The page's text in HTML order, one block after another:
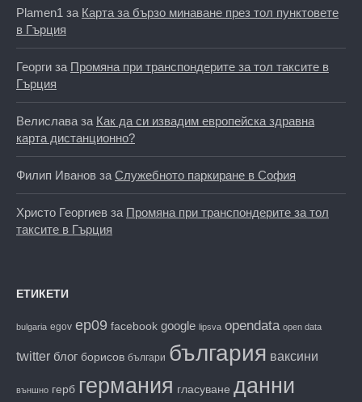
Plamen1 за Карта за бързо минаване през тол пунктовете
в Гърция
Георги за Промяна при транспондерите за тол таксите в
Гърция
Велиславаза Как да си извадим европейска здравна
карта дистанционно?
Филип Иванов заСлужебното паркиране в София
Христо Георгиев за Промяна при транспондерите за тол
таксите в Гърция
ЕТИКЕТИ
bulgaria egov ep09 facebook google lipsva opendata open data
twitter блог борисов българи българия ваксини
външно герб германия гласуване данни